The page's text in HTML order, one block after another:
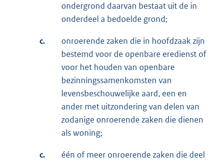
ondergrond daarvan bestaat uit de in
onderdeel a bedoelde grond;
c.
onroerende zaken die in hoofdzaak zijn
bestemd voor de openbare eredienst of
voor het houden van openbare
bezinningssamenkomsten van
levensbeschouwelijke aard, een en
ander met uitzondering van delen van
zodanige onroerende zaken die dienen
als woning;
c.
één of meer onroerende zaken die deel